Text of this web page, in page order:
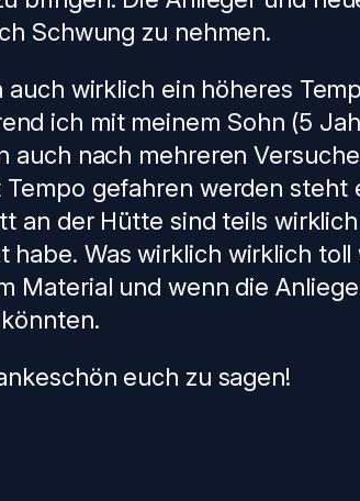
Schwung zu nehmen.
wirklich ein höheres
ich mit meinem Sohn (5
auch nach mehreren
gefahren werden
an der Hütte sind teils
habe. Was wirklich wirklich
Material und wenn die
euch zu sagen!